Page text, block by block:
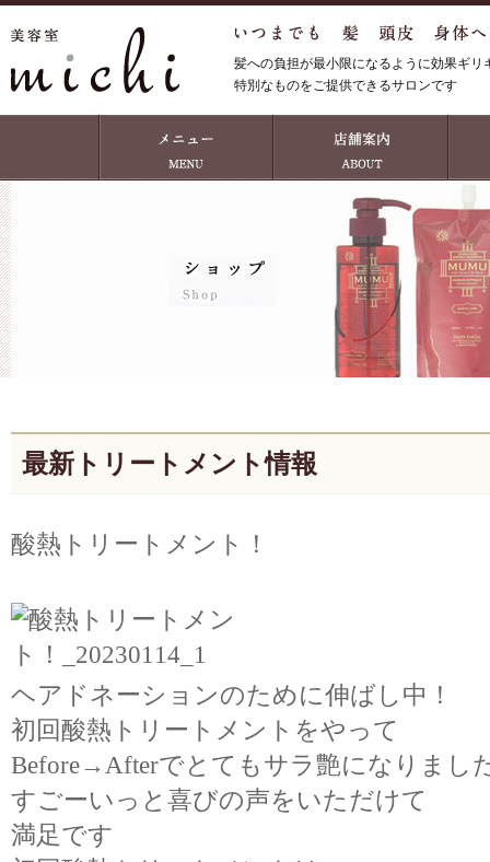
髪への負担が最小限になるように効果ギ
特別なものをご提供できるサロンです
最新トリートメント情報
酸熱トリートメント！
ヘアドネーションのために伸ばし中！
初回酸熱トリートメントをやって
Before→Afterでとてもサラ艶になりまし
すごーいっと喜びの声をいただけて
満足です